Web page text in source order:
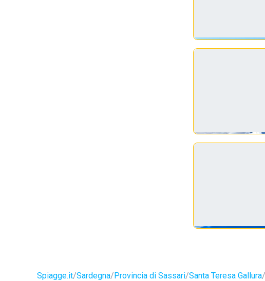
Spiagge.it Sardegna Provincia di Sassari Santa Teresa Gallura